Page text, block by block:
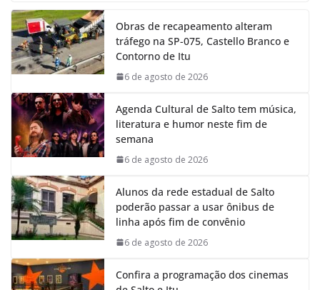
e
b
o
o
k
t
s
A
p
p
k
e
d
I
n
m
Obras de recapeamento alteram
tráfego na SP-075, Castello Branco e
Contorno de Itu
6 de agosto de 2026
Agenda Cultural de Salto tem música,
literatura e humor neste fim de
semana
6 de agosto de 2026
Alunos da rede estadual de Salto
poderão passar a usar ônibus de
linha após fim de convênio
6 de agosto de 2026
Confira a programação dos cinemas